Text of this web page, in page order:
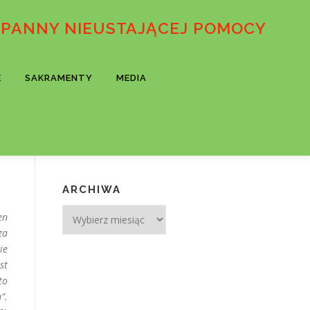
NIEUSTAJĄCEJ POMOCY
SAKRAMENTY MEDIA
ARCHIWA